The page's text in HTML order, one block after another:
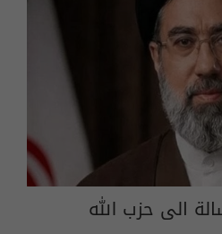
الى حزب الله